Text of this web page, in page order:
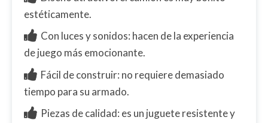
estéticamente.
Con luces y sonidos: hacen de la experiencia
de juego más emocionante.
Fácil de construir: no requiere demasiado
tiempo para su armado.
Piezas de calidad: es un juguete resistente y